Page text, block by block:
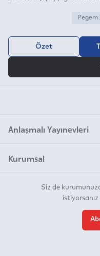
Pegem
Özet
Anlaşmalı Yayınevleri
Kurumsal
Siz de